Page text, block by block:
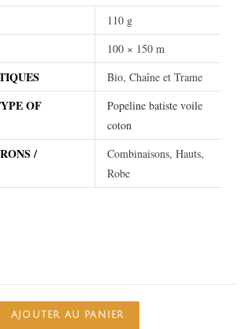
110 g
100 × 150 m
Bio, Chaîne et Trame
OF
Popeline batiste voile
coton
/
Combinaisons, Hauts,
Robe
AJOUTER AU PANIER